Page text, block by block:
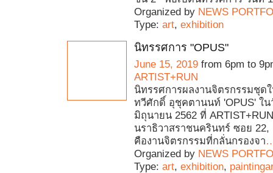
Organized by NEWS
Type: art, exhibition
นิทรรศการ "OPUS"
June 15, 2019 from 6pm to
ARTIST+RUN
นิทรรศการผลงานจิตรกรรมชุด
ทวีศักดิ์ อุชุคตานนท์ 'OPUS' ใน
มิถุนายน 2562 ที่
นราธิวาสราชนครินทร์ ซอย
คืองานจิตรกรรมที่กลั่นกรองจา
Organized by NEWS
Type: art, exhibition,